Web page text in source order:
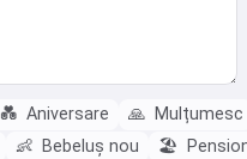
💑 Aniversare 🙏 Mulțumesc
👶 Bebeluș nou 🏖️